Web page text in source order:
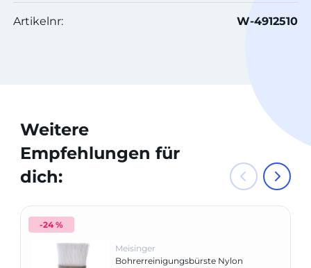
Artikelnr: W-4912510
Weitere
Empfehlungen für
dich:
-24 %
Meisinger
Bohrerreinigungsbürste Nylon